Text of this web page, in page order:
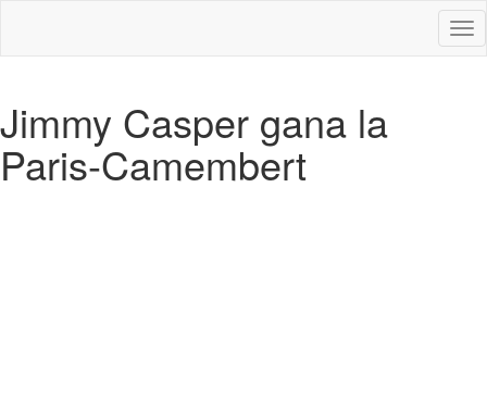
Jimmy Casper gana la
Paris-Camembert